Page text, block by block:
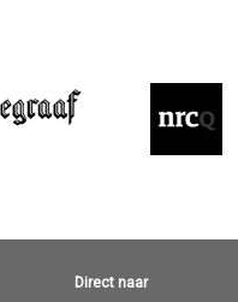
Direct naar